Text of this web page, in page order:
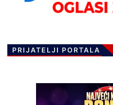
PRIJATELJI PORTALA